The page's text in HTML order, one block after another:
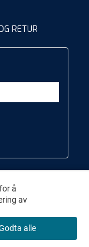
RETUR
å
av
alle